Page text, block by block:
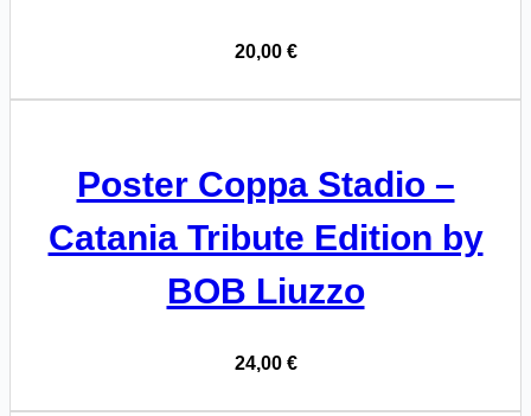
20,00 €
Poster Coppa Stadio –
Catania Tribute Edition by
BOB Liuzzo
24,00 €